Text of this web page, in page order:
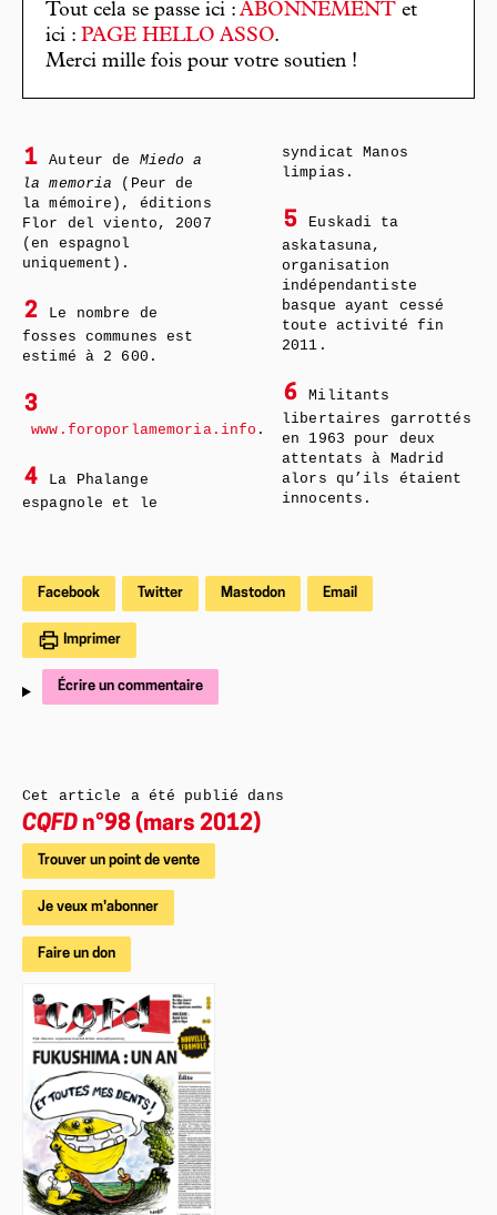
Tout cela se passe ici : ABONNEMENT et
ici : PAGE HELLO ASSO.
Merci mille fois pour votre soutien !
1 Auteur de Miedo a
la memoria (Peur de
la mémoire), éditions
Flor del viento, 2007
(en espagnol
uniquement).
2
Le nombre de
fosses communes est
estimé à 2 600.
3
www.foroporlamemoria.info .
4
La Phalange
espagnole et le
syndicat Manos
limpias.
5
Euskadi ta
askatasuna,
organisation
indépendantiste
basque ayant cessé
toute activité fin
2011.
6
Militants
libertaires garrottés
en 1963 pour deux
attentats à Madrid
alors qu’ils étaient
innocents.
Facebook Twitter Mastodon Email
Imprimer
Écrire un commentaire
Cet article a été publié dans
CQFD n°98 (mars 2012)
Trouver un point de vente
Je veux m'abonner
Faire un don